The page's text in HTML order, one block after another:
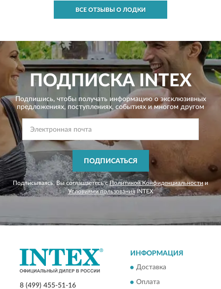
ВСЕ ОТЗЫВЫ О ЛОДКИ
ПОДПИСКАINTEX
Подпишись, чтобы получать информацию о эксклюзивных
предложениях, поступлениях, событиях и многом другом
ПОДПИСАТЬСЯ
Подписываясь, Вы соглашаетесь сПолитикой Конфиденциальности и
Условиями пользованияINTEX
8 (499) 455-51-16
ИНФОРМАЦИЯ
Доставка
Оплата